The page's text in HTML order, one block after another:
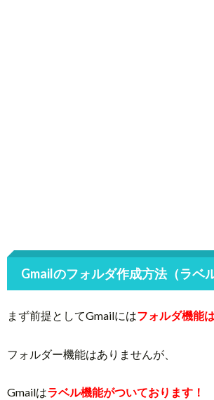
Gmailのフォルダ作成方法（ラベル
まず前提としてGmailにはフォルダ機能
フォルダー機能はありませんが、
Gmailはラベル機能がついております！